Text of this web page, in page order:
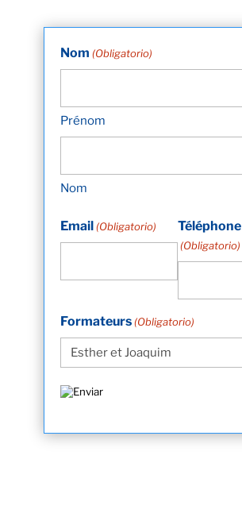
Nom (Obligatorio)
Prénom
Nom
Email (Obligatorio) Téléphone
(Obligatorio)
Formateurs (Obligatorio)